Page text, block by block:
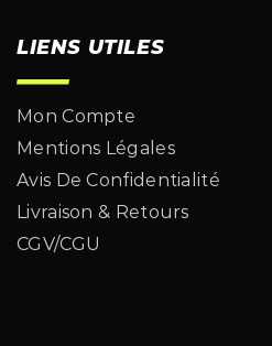
LIENS UTILES
Mon Compte
Mentions Légales
Avis De Confidentialité
Livraison & Retours
CGV/CGU